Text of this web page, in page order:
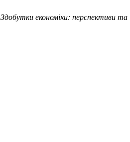
Здобутки економіки: перспективи та